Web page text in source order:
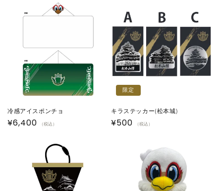
冷感アイスポンチョ
通
¥6,400 （税込）
限定
キラステッカー(松本城)
通
¥500 （税込）